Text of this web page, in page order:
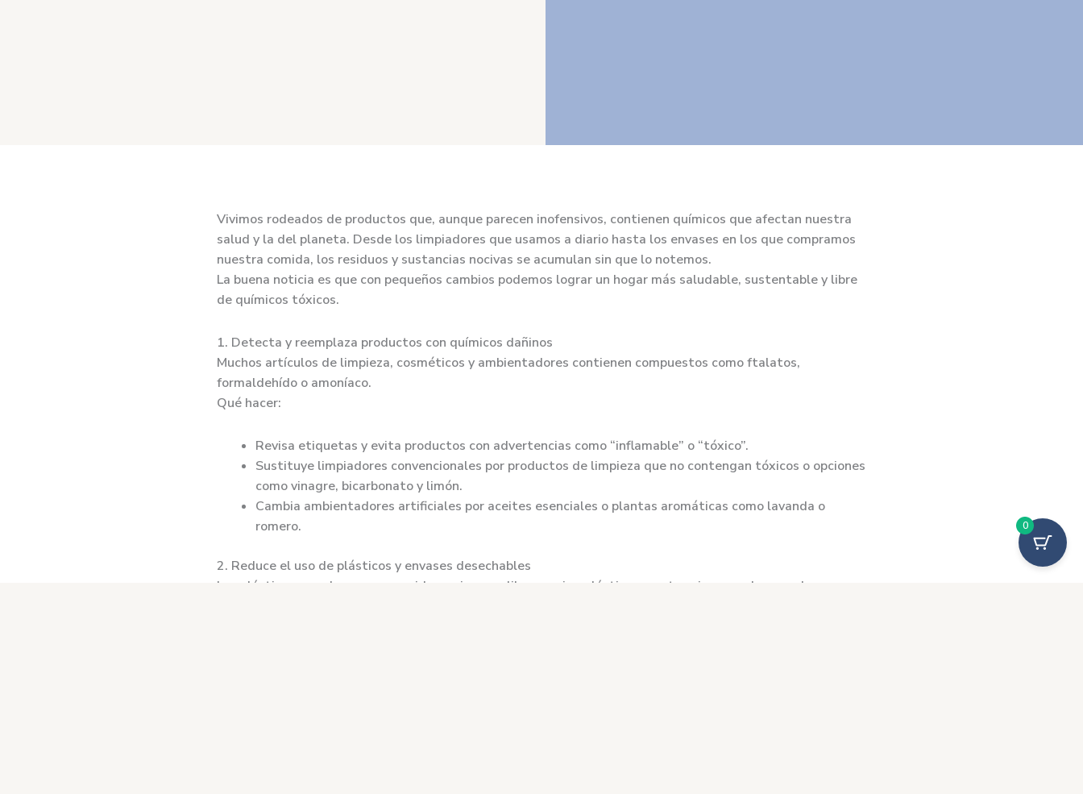
Vivimos rodeados de productos que, aunque parecen inofensivos, contienen químicos que afectan nuestra
salud y la del planeta. Desde los limpiadores que usamos a diario hasta los envases en los que compramos
nuestra comida, los residuos y sustancias nocivas se acumulan sin que lo notemos.
La buena noticia es que con pequeños cambios podemos lograr un hogar más saludable, sustentable y libre
de químicos tóxicos.
1. Detecta y reemplaza productos con químicos dañinos
Muchos artículos de limpieza, cosméticos y ambientadores contienen compuestos como ftalatos,
formaldehído o amoníaco.
Qué hacer:
Revisa etiquetas y evita productos con advertencias como “inflamable” o “tóxico”.
Sustituye limpiadores convencionales por productos de limpieza que no contengan tóxicos o opciones
como vinagre, bicarbonato y limón.
Cambia ambientadores artificiales por aceites esenciales o plantas aromáticas como lavanda o
romero.
2. Reduce el uso de plásticos y envases desechables
Los plásticos no solo generan residuos, sino que liberan microplásticos que terminan en el agua y los
0